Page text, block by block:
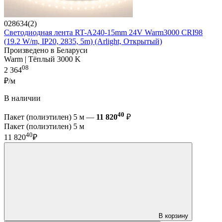
028634(2)
Светодиодная лента RT-A240-15mm 24V Warm3000 CRI98
(19.2 W/m, IP20, 2835, 5m) (Arlight, Открытый)
Произведено в Беларуси
Warm | Тёплый 3000 K
2 36408
₽/м
В наличии
Пакет (полиэтилен) 5 м — 11 82040 ₽
Пакет (полиэтилен) 5 м
11 82040₽
В корзину